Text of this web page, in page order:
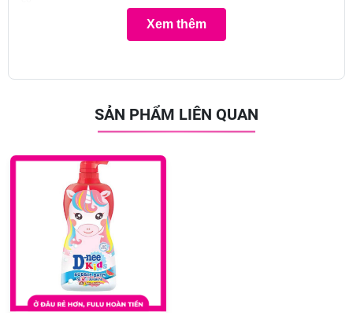
– DẦU TẮM GỘI 2 IN1 sạch sâu kháng khuẩn (MENTA & LIME): Chanh
Nhân sâm và Guarana
*Công dụng sản phẩm:
– Làm sạch dịu nhẹ, không nhờn
– Dưỡng ẩm, làm mềm, chống oxy hóa cho làn da
– Phù hợp cho mọi loại da
* Hướng dẫn sử dụng: Cho một lượng vừa đủ, massage nhẹ nhàng toàn
thân từ 2-5 phút, sau đó xả nước thật sạch
* Xuất xứ: Italia
*Tổ chức chịu trách nhiệm của sản phẩm : Công ty Cổ Phần Ngôi Sao
Châu Âu
Xem thêm
SẢN PHẨM LIÊN QUAN